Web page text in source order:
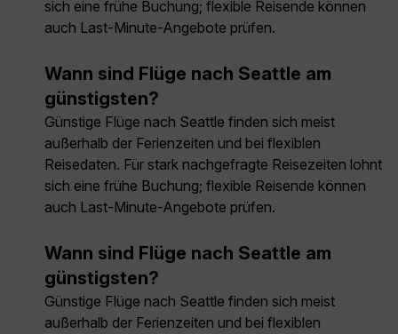
sich eine frühe Buchung; flexible Reisende können
auch Last-Minute-Angebote prüfen.
Wann sind Flüge nach Seattle am
günstigsten?
Günstige Flüge nach Seattle finden sich meist
außerhalb der Ferienzeiten und bei flexiblen
Reisedaten. Für stark nachgefragte Reisezeiten lohnt
sich eine frühe Buchung; flexible Reisende können
auch Last-Minute-Angebote prüfen.
Wann sind Flüge nach Seattle am
günstigsten?
Günstige Flüge nach Seattle finden sich meist
außerhalb der Ferienzeiten und bei flexiblen